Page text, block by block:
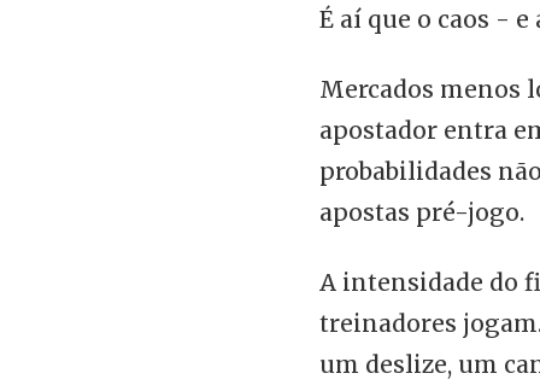
É aí que o caos -
Mercados menos
apostador entra
probabilidades
apostas pré-jogo.
A intensidade do
treinadores
um deslize, um